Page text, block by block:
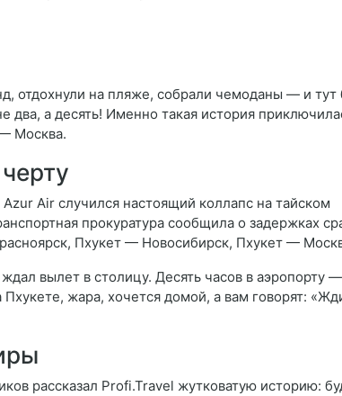
отдохнули на пляже, собрали чемоданы — и тут
два, а десять! Именно такая история
Москва.
Air случился настоящий коллапс на тайском
прокуратура сообщила о задержках
Пхукет — Новосибирск, Пхукет —
вылет в столицу. Десять часов в аэропорту
жара, хочется домой, а вам говорят:
рассказал Profi.Travel жутковатую историю: